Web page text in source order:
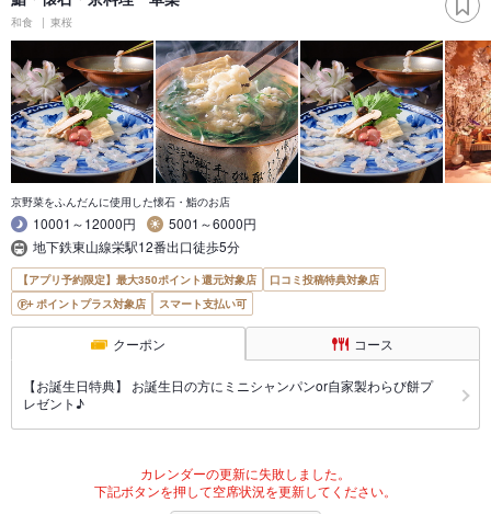
和食 東桜
京野菜をふんだんに使用した懐石・鮨のお店
10001～12000円
5001～6000円
地下鉄東山線栄駅12番出口徒歩5分
【アプリ予約限定】最大350ポイント還元対象店
口コミ投稿特典対象店
ポイントプラス対象店
スマート支払い可
クーポン コース
【お誕生日特典】 お誕生日の方にミニシャンパンor自家製わらび餅プ
レゼント♪
カレンダーの更新に失敗しました。
下記ボタンを押して空席状況を更新してください。